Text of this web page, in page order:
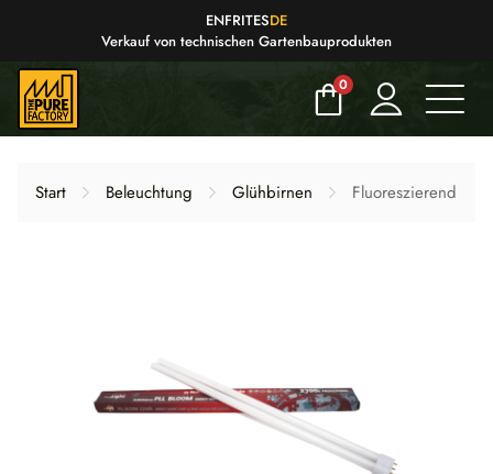
ENFRITESDE
Verkauf von technischen Gartenbauprodukten
0
Start Beleuchtung Glühbirnen Fluoreszierend